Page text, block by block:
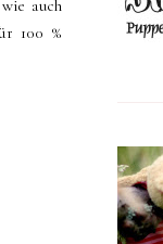
auch
100 %